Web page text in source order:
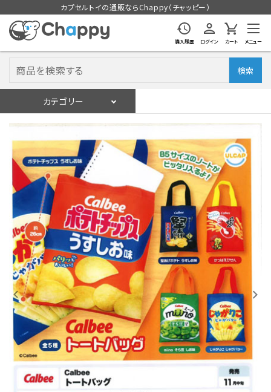
カプセルトイの通販ならChappy（チャッピー）
購入履歴 ログイン カート メニュー
検索
カテゴリー
ログイン 会員登録
入荷スケジュールをチェック
カプセルトイマシン本体
カプセルトイ
販促用空カプセル
レンタル
景品・玩具・文具
販促用カプセルトイ